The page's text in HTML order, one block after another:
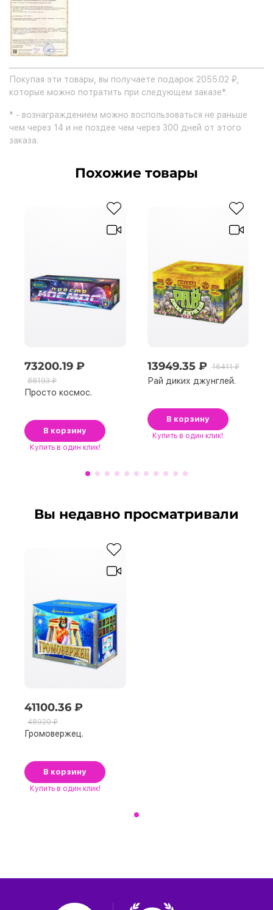
Покупая эти товары, вы получаете подарок 2055.02 ₽,
которые можно потратить при следующем заказе*.
* - вознаграждением можно воспользоваться не раньше
чем через 14 и не поздее чем через 300 дней от этого
заказа.
Похожие товары
73200.19 ₽
88193 ₽
Просто космос.
В корзину
Купить в один клик!
13949.35 ₽ 16411 ₽
Рай диких джунглей.
В корзину
Купить в один клик!
Вы недавно просматривали
41100.36 ₽
48929 ₽
Громовержец.
В корзину
Купить в один клик!